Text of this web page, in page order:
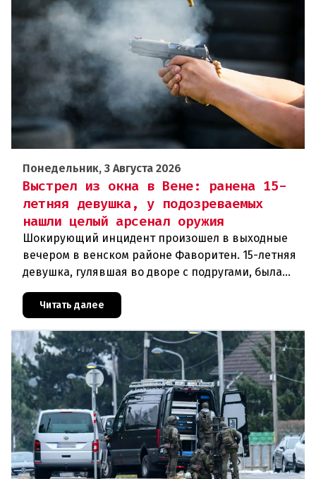
Понедельник, 3 Августа 2026
Выстрел из окна в Вене: ранена 15-
летняя девушка, у подозреваемых
нашли целый арсенал оружия
Шокирующий инцидент произошел в выходные
вечером в венском районе Фаворитен. 15-летняя
девушка, гулявшая во дворе с подругами, была
ранена выстрелом из пневматического оружия.
Полиция задержала двух п
Читать далее